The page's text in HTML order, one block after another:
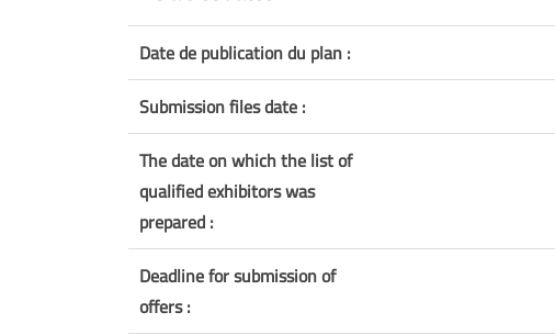
Date de publication du plan :
Submission files date :
The date on which the list of
qualified exhibitors was
prepared :
Deadline for submission of
offers :